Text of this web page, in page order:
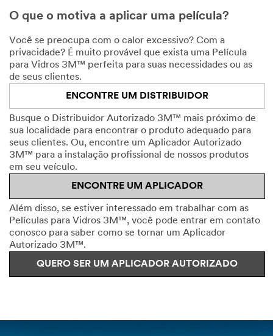
O que o motiva a aplicar uma película?
Você se preocupa com o calor excessivo? Com a
privacidade? É muito provável que exista uma Película
para Vidros 3M™ perfeita para suas necessidades ou as
de seus clientes.
ENCONTRE UM DISTRIBUIDOR
Busque o Distribuidor Autorizado 3M™ mais próximo de
sua localidade para encontrar o produto adequado para
seus clientes. Ou, encontre um Aplicador Autorizado
3M™ para a instalação profissional de nossos produtos
em seu veículo.
ENCONTRE UM APLICADOR
Além disso, se estiver interessado em trabalhar com as
Películas para Vidros 3M™, você pode entrar em contato
conosco para saber como se tornar um Aplicador
Autorizado 3M™.
QUERO SER UM APLICADOR AUTORIZADO